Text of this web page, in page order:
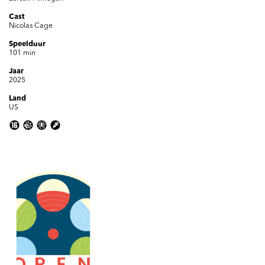
Cast
Nicolas Cage
Speelduur
101 min
Jaar
2025
Land
US